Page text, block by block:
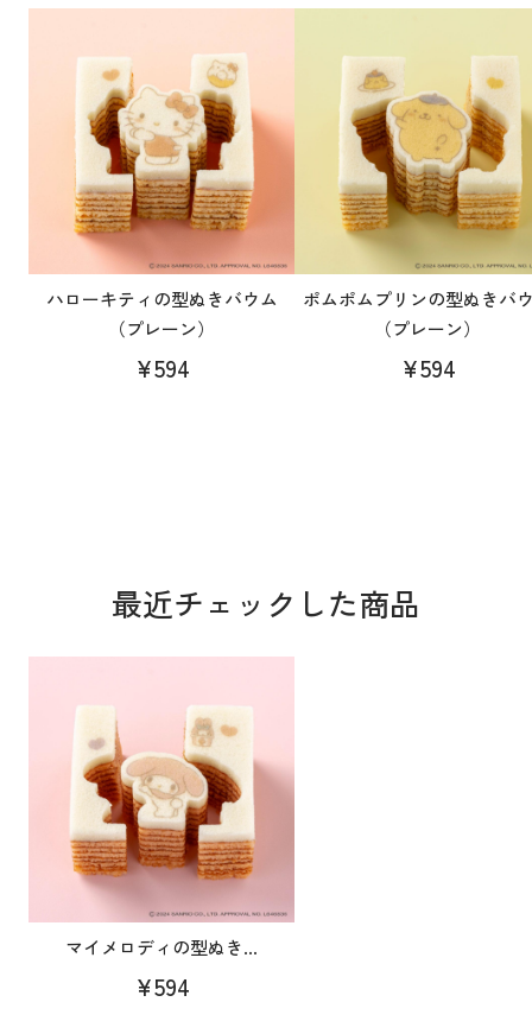
ハローキティの型ぬきバウム
（プレーン）
¥594
ポムポムプリンの型ぬきバ
（プレーン）
¥594
最近チェックした商品
マイメロディの型ぬき...
¥594